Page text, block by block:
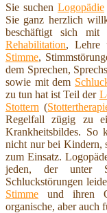
Sie suchen Logopädie
Sie ganz herzlich
beschäftigt sich mit
Rehabilitation, Lehre
Stimme,
dem Sprechen,
sowie mit dem
zu tun hat ist Teil der
Stottern (
Regelfall zügig zu
Krankheitsbildes. So
nicht nur bei Kindern,
zum Einsatz.
jeden, der unter
Schluckstörungen
Stimme und ihren
organische, aber auch